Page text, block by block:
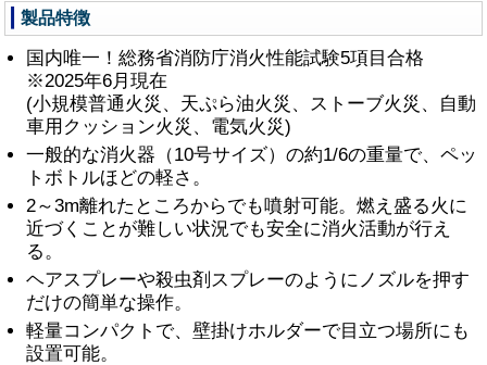
製品特徴
国内唯一！総務省消防庁消火性能試験5項目合格
※2025年6月現在
(小規模普通火災、天ぷら油火災、ストーブ火災、自動
車用クッション火災、電気火災)
一般的な消火器（10号サイズ）の約1/6の重量で、ペッ
トボトルほどの軽さ。
2～3m離れたところからでも噴射可能。燃え盛る火に
近づくことが難しい状況でも安全に消火活動が行え
る。
ヘアスプレーや殺虫剤スプレーのようにノズルを押す
だけの簡単な操作。
軽量コンパクトで、壁掛けホルダーで目立つ場所にも
設置可能。